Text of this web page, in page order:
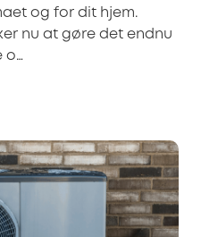
og for dit hjem.
nu at gøre det endnu
o…